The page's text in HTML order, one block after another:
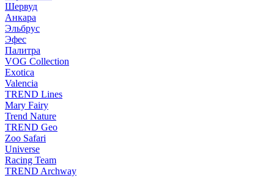
Шервуд
Анкара
Эльбрус
Эфес
Палитра
VOG Collection
Exotica
Valencia
TREND Lines
Mary Fairy
Trend Nature
TREND Geo
Zoo Safari
Universe
Racing Team
TREND Archway